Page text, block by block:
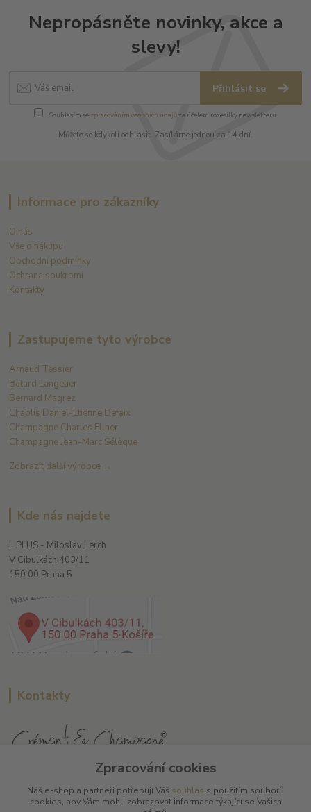
Nepropásněte novinky, akce a
slevy!
Přihlásit se
Souhlasím se zpracováním osobních údajůza účelem rozesílky newsletteru.
Můžete se kdykoli odhlásit. Zasíláme jednou za 14 dní.
Informace pro zákazníky
O nás
Vše o nákupu
Obchodní podmínky
Ochrana soukromí
Kontakty
Zastupujeme tyto výrobce
Arnaud Tessier
Batard Langelier
Bernard Magrez
Chablis Daniel-Etienne Defaix
Champagne Charles Ellner
Champagne Jean-Marc Sélèque
Zobrazit další výrobce →
Kde nás najdete
L PLUS - Miloslav Lerch
V Cibulkách 403/11
150 00 Praha 5
Kontakty
+420 608 885 840
Zpracování cookies
Náš e-shop a partneři potřebují Váš souhlas s použitím souborů
cookies, aby Vám mohli zobrazovat informace týkající se Vašich